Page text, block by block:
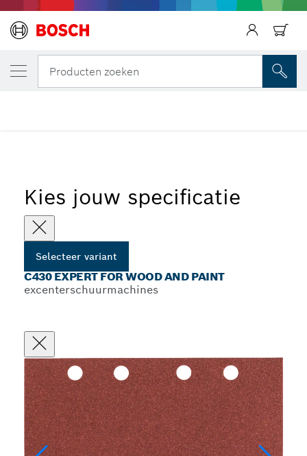
Producten zoeken
Kies jouw specificatie
Selecteer variant
C430 EXPERT FOR WOOD AND PAINT
excenterschuurmachines
JOUW GESELECTEERDE VARIANT
C430 Expert for Wood and Paint